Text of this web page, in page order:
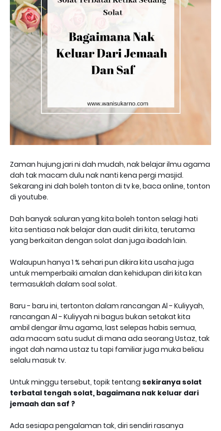
Zaman hujung jari ni dah mudah, nak belajar ilmu agama
dah tak macam dulu nak nanti kena pergi masjid.
Sekarang ini dah boleh tonton di tv ke, baca online, tonton
di youtube.
Dah banyak saluran yang kita boleh tonton selagi hati
kita sentiasa nak belajar dan audit diri kita, terutama
yang berkaitan dengan solat dan juga ibadah lain.
Walaupun hanya 1 % sehari pun dikira kita usaha juga
untuk memperbaiki amalan dan kehidupan diri kita kan
termasuklah dalam soal solat.
Baru - baru ini, tertonton dalam rancangan Al - Kuliyyah,
rancangan Al - Kuliyyah ni bagus bukan setakat kita
ambil dengar ilmu agama, last selepas habis semua,
ada macam satu sudut di mana ada seorang Ustaz, tak
ingat dah nama ustaz tu tapi familiar juga muka beliau
selalu masuk tv.
Untuk minggu tersebut, topik tentang sekiranya solat
terbatal tengah solat, bagaimana nak keluar dari
jemaah dan saf ?
Ada sesiapa pengalaman tak, diri sendiri rasanya